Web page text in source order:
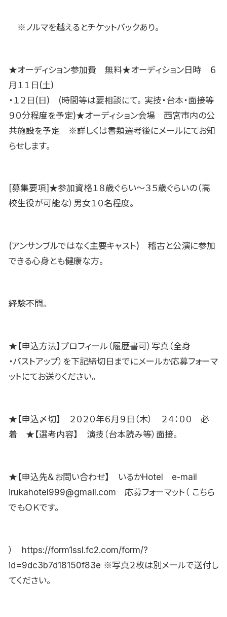
※ノルマを越えるとチケットバックあり。
★オーディション参加費 無料★オーディション日時 ６
月１１日(土)
・１２日(日) (時間等は要相談にて。 実技・台本・面接等
９０分程度を予定)★オーディション会場 西宮市内の公
共施設を予定 ※詳しくは書類選考後にメールにてお知
らせします。
[募集要項]★参加資格１８歳ぐらい〜３５歳ぐらいの（高
校生役が可能な）男女１０名程度。
(アンサンブルではなく主要キャスト) 稽古と公演に参加
できる心身とも健康な方。
経験不問。
★【申込方法】プロフィール（履歴書可）写真（全身
・バストアップ）を下記締切日までにメールか応募フォーマ
ットにてお送りください。
★【申込〆切】 ２０２０年６月９日（木） ２４：００ 必
着 ★【選考内容】 演技（台本読み等）面接。
★【申込先＆お問い合わせ】 いるかHotel e-mail
irukahotel999@gmail.com 応募フォーマット（ こちら
でもＯＫです。
） https://form1ssl.fc2.com/form/?
id=9dc3b7d18150f83e ※写真２枚は別メールで送付し
てください。